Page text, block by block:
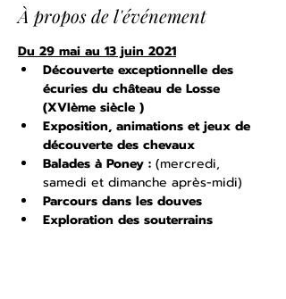
À propos de l'événement
Du 29 mai au 13 juin 2021
Découverte exceptionnelle des
écuries du château de Losse
(XVIème siècle )
Exposition, animations et jeux de
découverte des chevaux
Balades à Poney : (mercredi,
samedi et dimanche après-midi)
Parcours dans les douves
Exploration des souterrains